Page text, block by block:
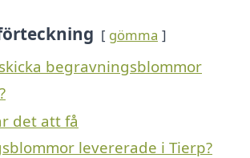
gömma
begravningsblommor
det att få
levererade i Tierp?